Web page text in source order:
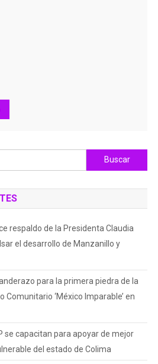
Buscar:
respaldo de la Presidenta Claudia
el desarrollo de Manzanillo y
para la primera piedra de la
Comunitario ‘México Imparable’ en
se capacitan para apoyar de mejor
del estado de Colima